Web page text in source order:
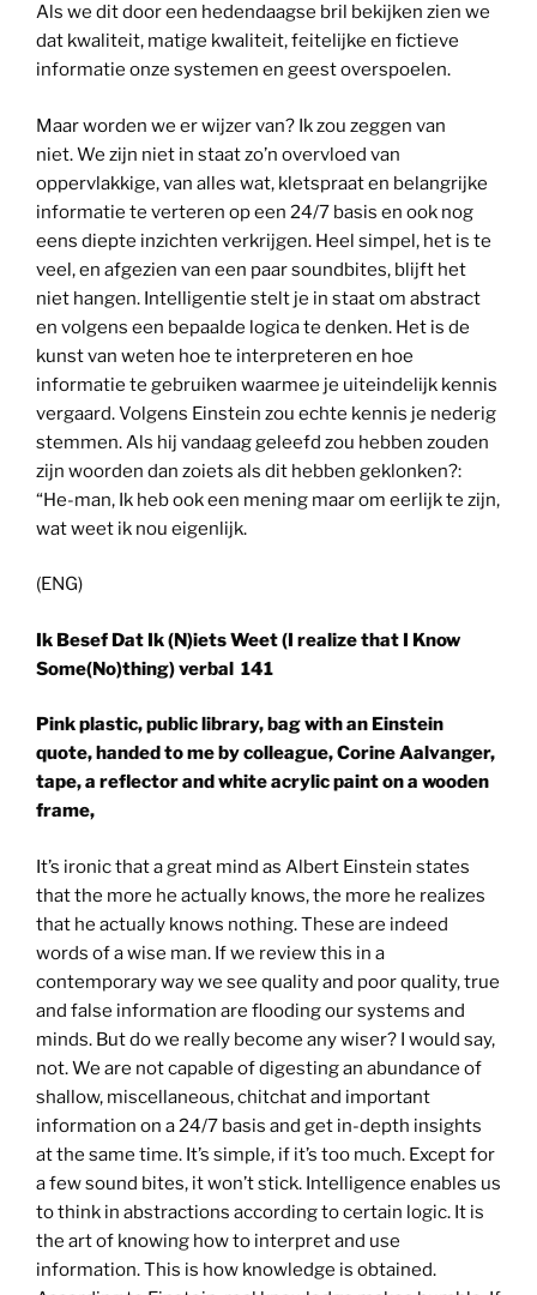
Als we dit door een hedendaagse bril bekijken zien we
dat kwaliteit, matige kwaliteit, feitelijke en fictieve
informatie onze systemen en geest overspoelen.
Maar worden we er wijzer van? Ik zou zeggen van
niet. We zijn niet in staat zo’n overvloed van
oppervlakkige, van alles wat, kletspraat en belangrijke
informatie te verteren op een 24/7 basis en ook nog
eens diepte inzichten verkrijgen. Heel simpel, het is te
veel, en afgezien van een paar soundbites, blijft het
niet hangen. Intelligentie stelt je in staat om abstract
en volgens een bepaalde logica te denken. Het is de
kunst van weten hoe te interpreteren en hoe
informatie te gebruiken waarmee je uiteindelijk kennis
vergaard. Volgens Einstein zou echte kennis je nederig
stemmen. Als hij vandaag geleefd zou hebben zouden
zijn woorden dan zoiets als dit hebben geklonken?:
“He-man, Ik heb ook een mening maar om eerlijk te zijn,
wat weet ik nou eigenlijk.
(ENG)
Ik Besef Dat Ik (N)iets Weet (I realize that I Know
Some(No)thing) verbal 141
Pink plastic, public library, bag with an Einstein
quote, handed to me by colleague, Corine Aalvanger,
tape, a reflector and white acrylic paint on a wooden
frame,
It’s ironic that a great mind as Albert Einstein states
that the more he actually knows, the more he realizes
that he actually knows nothing. These are indeed
words of a wise man. If we review this in a
contemporary way we see quality and poor quality, true
and false information are flooding our systems and
minds. But do we really become any wiser? I would say,
not. We are not capable of digesting an abundance of
shallow, miscellaneous, chitchat and important
information on a 24/7 basis and get in-depth insights
at the same time. It’s simple, if it’s too much. Except for
a few sound bites, it won’t stick. Intelligence enables us
to think in abstractions according to certain logic. It is
the art of knowing how to interpret and use
information. This is how knowledge is obtained.